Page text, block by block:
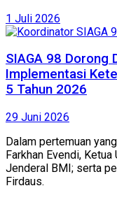
1 Juli 2026
SIAGA 98 Dorong
Implementasi
5 Tahun 2026
29 Juni 2026
Dalam pertemuan
Farkhan Evendi,
Jenderal BMI; serta
Firdaus.